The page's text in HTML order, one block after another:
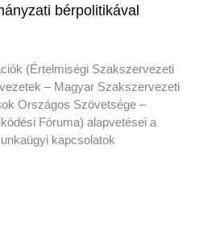
bérpolitikával
(Értelmiségi Szakszervezeti
– Magyar Szakszervezeti
Országos Szövetsége –
Fóruma) alapvetései a
kapcsolatok